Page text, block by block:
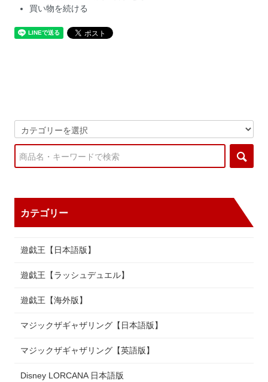
買い物を続ける
カテゴリー
遊戯王【日本語版】
遊戯王【ラッシュデュエル】
遊戯王【海外版】
マジックザギャザリング【日本語版】
マジックザギャザリング【英語版】
Disney LORCANA 日本語版